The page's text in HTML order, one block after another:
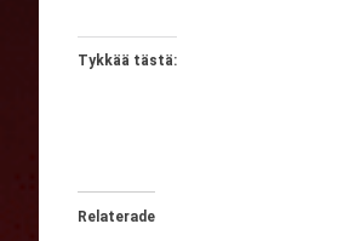
Tykkää tästä:
Relaterade